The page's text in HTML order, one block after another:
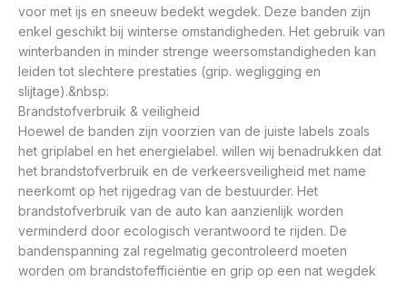
voor met ijs en sneeuw bedekt wegdek. Deze banden zijn
enkel geschikt bij winterse omstandigheden. Het gebruik van
winterbanden in minder strenge weersomstandigheden kan
leiden tot slechtere prestaties (grip. wegligging en
slijtage).&nbsp:
Brandstofverbruik & veiligheid
Hoewel de banden zijn voorzien van de juiste labels zoals
het griplabel en het energielabel. willen wij benadrukken dat
het brandstofverbruik en de verkeersveiligheid met name
neerkomt op het rijgedrag van de bestuurder. Het
brandstofverbruik van de auto kan aanzienlijk worden
verminderd door ecologisch verantwoord te rijden. De
bandenspanning zal regelmatig gecontroleerd moeten
worden om brandstofefficiëntie en grip op een nat wegdek